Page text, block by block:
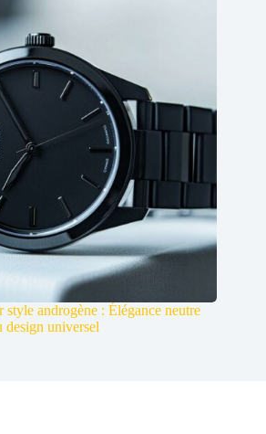
androgène : Élégance neutre
design universel